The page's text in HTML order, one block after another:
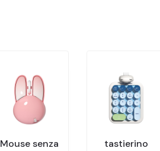
Mouse senza
tastierino